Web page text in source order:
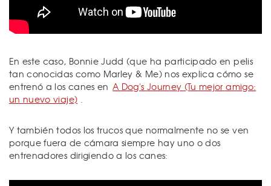
En este caso, Bonnie Judd (que ha participado en pelis
tan conocidas como Marley & Me) nos explica cómo se
entrenó a los canes en A Dog's Journey (Tu mejor amigo:
un nuevo viaje) .
Y también todos los trucos que normalmente no se ven
porque fuera de cámara siempre hay uno o dos
entrenadores dirigiendo a los canes: